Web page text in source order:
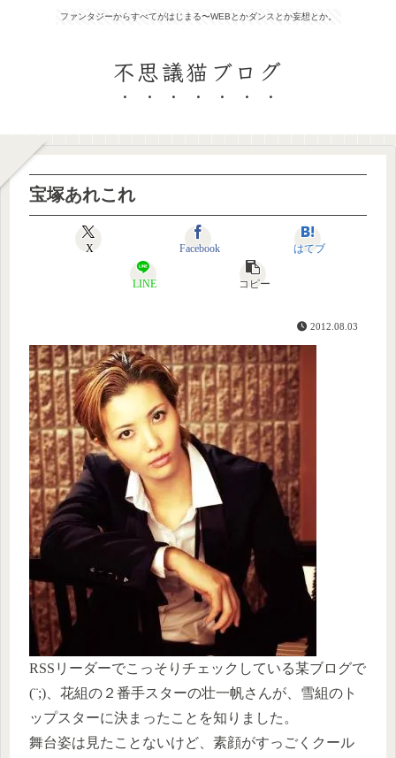
ファンタジーからすべてがはじまる〜WEBとかダンスとか妄想とか。
不思議猫ブログ
宝塚あれこれ
X Facebook はてブ
LINE コピー
2012.08.03
RSSリーダーでこっそりチェックしている某ブログで
(¨;)、花組の２番手スターの壮一帆さんが、雪組のト
ップスターに決まったことを知りました。
舞台姿は見たことないけど、素顔がすっごくクール